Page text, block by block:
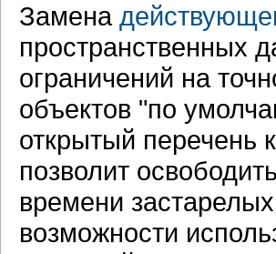
Замена
пространственных
ограничений на
объектов "по
открытый перечень
позволит
времени
возможности